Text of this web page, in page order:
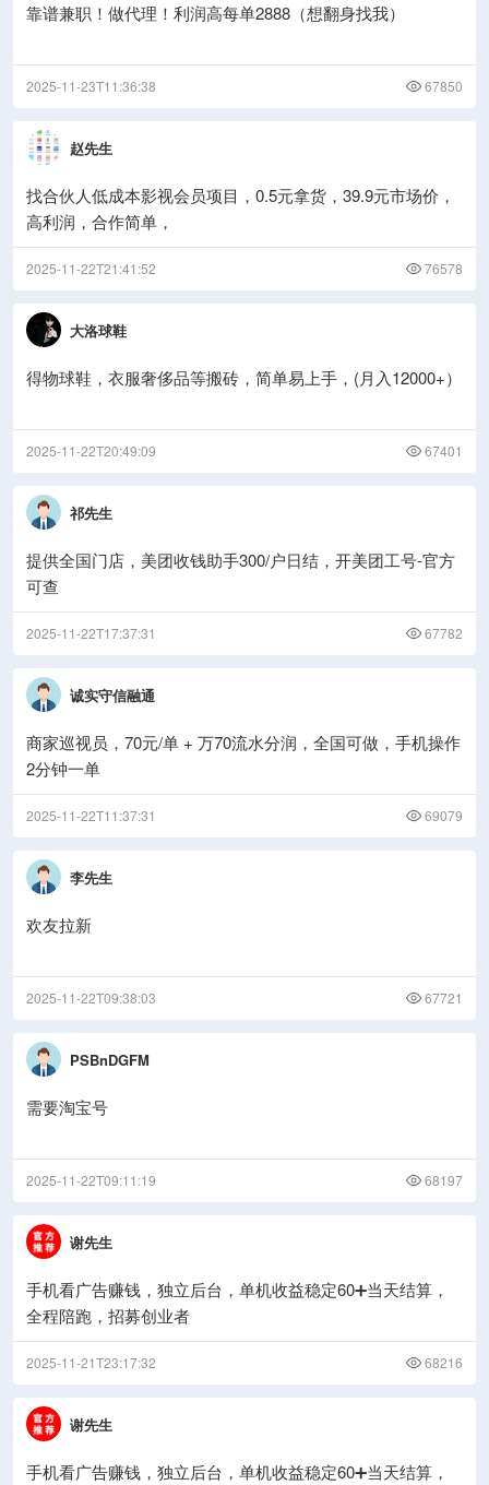
靠谱兼职！做代理！利润高每单2888（想翻身找我）
2025-11-23T11:36:38 67850
赵先生
找合伙人低成本影视会员项目，0.5元拿货，39.9元市场价，
高利润，合作简单，
2025-11-22T21:41:52 76578
大洛球鞋
得物球鞋，衣服奢侈品等搬砖，简单易上手，(月入12000+）
2025-11-22T20:49:09 67401
祁先生
提供全国门店，美团收钱助手300/户日结，开美团工号-官方
可查
2025-11-22T17:37:31 67782
诚实守信融通
商家巡视员，70元/单 + 万70流水分润，全国可做，手机操作
2分钟一单
2025-11-22T11:37:31 69079
李先生
欢友拉新
2025-11-22T09:38:03 67721
PSBnDGFM
需要淘宝号
2025-11-22T09:11:19 68197
谢先生
手机看广告赚钱，独立后台，单机收益稳定60➕当天结算，
全程陪跑，招募创业者
2025-11-21T23:17:32 68216
谢先生
手机看广告赚钱，独立后台，单机收益稳定60➕当天结算，